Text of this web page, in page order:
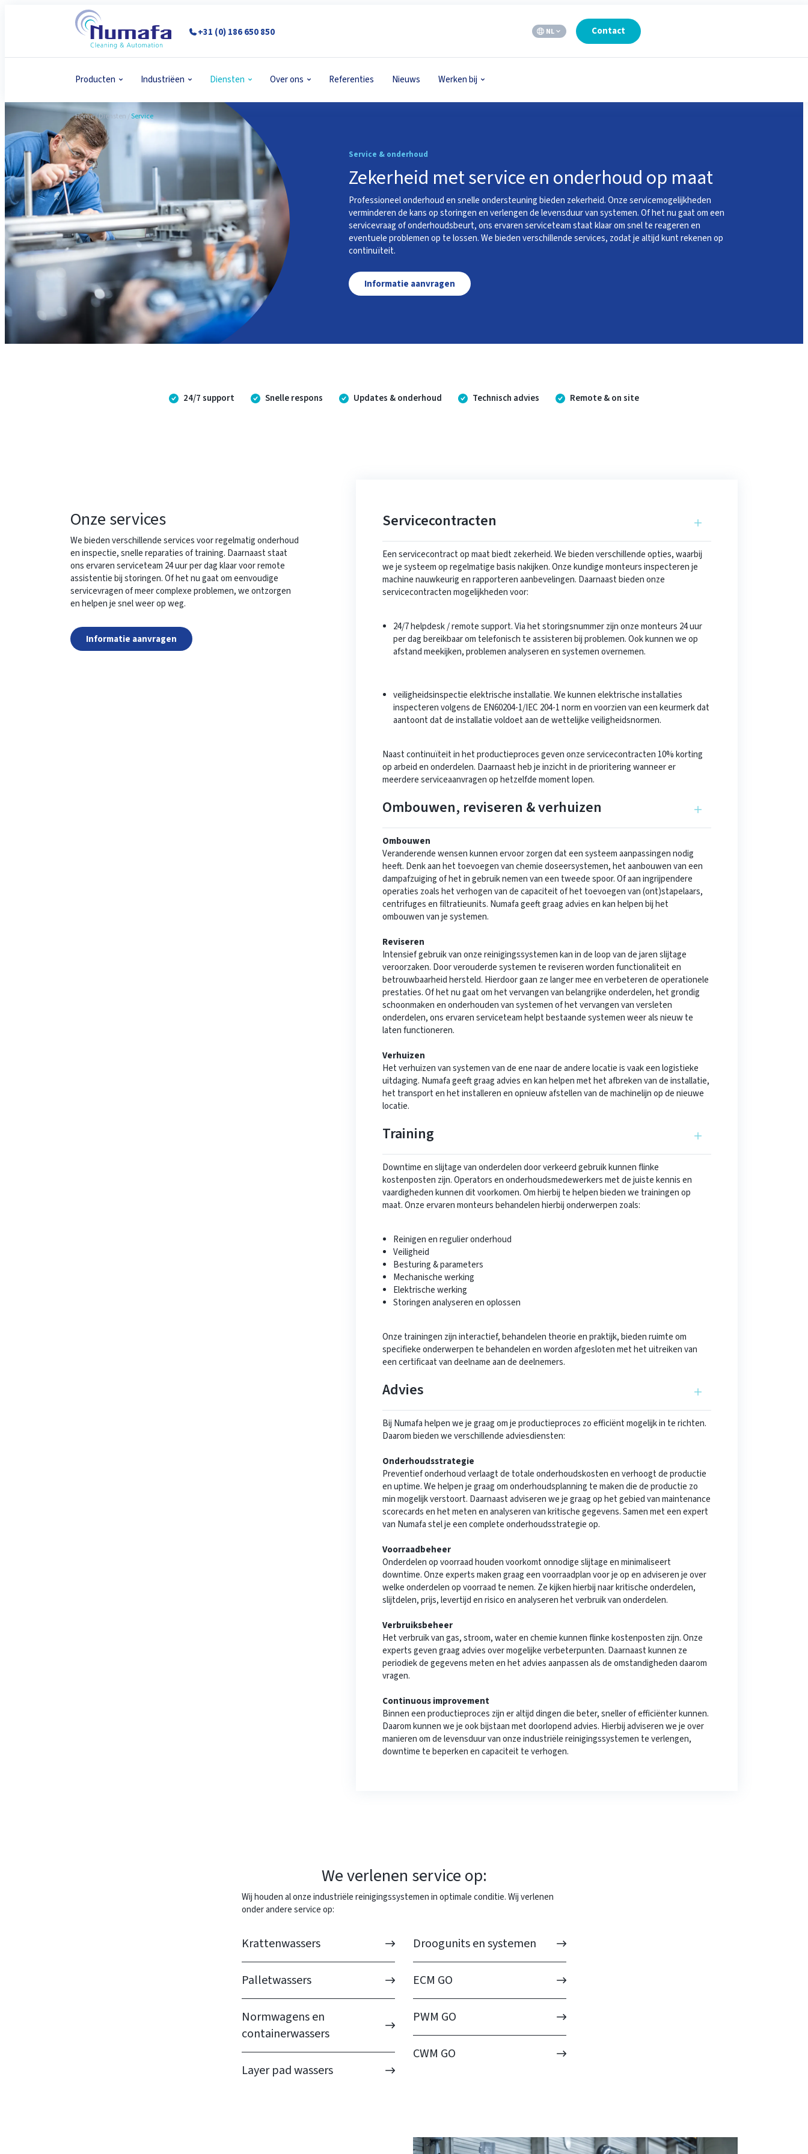
+31 (0) 186 650 850 NL Contact
Producten Industriëen Diensten Over ons Referenties Nieuws Werken bij
Home/Diensten /Service
Service & onderhoud
Zekerheid met service en onderhoud op maat
Professioneel onderhoud en snelle ondersteuning bieden zekerheid. Onze servicemogelijkheden
verminderen de kans op storingen en verlengen de levensduur van systemen. Of het nu gaat om een
servicevraag of onderhoudsbeurt, ons ervaren serviceteam staat klaar om snel te reageren en
eventuele problemen op te lossen. We bieden verschillende services, zodat je altijd kunt rekenen op
continuïteit.
Informatie aanvragen
24/7 support Snelle respons Updates & onderhoud Technisch advies Remote & on site
Onze services
We bieden verschillende services voor regelmatig onderhoud
en inspectie, snelle reparaties of training. Daarnaast staat
ons ervaren serviceteam 24 uur per dag klaar voor remote
assistentie bij storingen. Of het nu gaat om eenvoudige
servicevragen of meer complexe problemen, we ontzorgen
en helpen je snel weer op weg.
Informatie aanvragen
Servicecontracten
Een servicecontract op maat biedt zekerheid. We bieden verschillende opties, waarbij
we je systeem op regelmatige basis nakijken. Onze kundige monteurs inspecteren je
machine nauwkeurig en rapporteren aanbevelingen. Daarnaast bieden onze
servicecontracten mogelijkheden voor:
24/7 helpdesk / remote support. Via het storingsnummer zijn onze monteurs 24 uur
per dag bereikbaar om telefonisch te assisteren bij problemen. Ook kunnen we op
afstand meekijken, problemen analyseren en systemen overnemen.
veiligheidsinspectie elektrische installatie. We kunnen elektrische installaties
inspecteren volgens de EN60204-1/IEC 204-1 norm en voorzien van een keurmerk dat
aantoont dat de installatie voldoet aan de wettelijke veiligheidsnormen.
Naast continuïteit in het productieproces geven onze servicecontracten 10% korting
op arbeid en onderdelen. Daarnaast heb je inzicht in de prioritering wanneer er
meerdere serviceaanvragen op hetzelfde moment lopen.
Ombouwen, reviseren & verhuizen
Ombouwen
Veranderende wensen kunnen ervoor zorgen dat een systeem aanpassingen nodig
heeft. Denk aan het toevoegen van chemie doseersystemen, het aanbouwen van een
dampafzuiging of het in gebruik nemen van een tweede spoor. Of aan ingrijpendere
operaties zoals het verhogen van de capaciteit of het toevoegen van (ont)stapelaars,
centrifuges en filtratieunits. Numafa geeft graag advies en kan helpen bij het
ombouwen van je systemen.
Reviseren
Intensief gebruik van onze reinigingssystemen kan in de loop van de jaren slijtage
veroorzaken. Door verouderde systemen te reviseren worden functionaliteit en
betrouwbaarheid hersteld. Hierdoor gaan ze langer mee en verbeteren de operationele
prestaties. Of het nu gaat om het vervangen van belangrijke onderdelen, het grondig
schoonmaken en onderhouden van systemen of het vervangen van versleten
onderdelen, ons ervaren serviceteam helpt bestaande systemen weer als nieuw te
laten functioneren.
Verhuizen
Het verhuizen van systemen van de ene naar de andere locatie is vaak een logistieke
uitdaging. Numafa geeft graag advies en kan helpen met het afbreken van de installatie,
het transport en het installeren en opnieuw afstellen van de machinelijn op de nieuwe
locatie.
Training
Downtime en slijtage van onderdelen door verkeerd gebruik kunnen flinke
kostenposten zijn. Operators en onderhoudsmedewerkers met de juiste kennis en
vaardigheden kunnen dit voorkomen. Om hierbij te helpen bieden we trainingen op
maat. Onze ervaren monteurs behandelen hierbij onderwerpen zoals:
Reinigen en regulier onderhoud
Veiligheid
Besturing & parameters
Mechanische werking
Elektrische werking
Storingen analyseren en oplossen
Onze trainingen zijn interactief, behandelen theorie en praktijk, bieden ruimte om
specifieke onderwerpen te behandelen en worden afgesloten met het uitreiken van
een certificaat van deelname aan de deelnemers.
Advies
Bij Numafa helpen we je graag om je productieproces zo efficiënt mogelijk in te richten.
Daarom bieden we verschillende adviesdiensten:
Onderhoudsstrategie
Preventief onderhoud verlaagt de totale onderhoudskosten en verhoogt de productie
en uptime. We helpen je graag om onderhoudsplanning te maken die de productie zo
min mogelijk verstoort. Daarnaast adviseren we je graag op het gebied van maintenance
scorecards en het meten en analyseren van kritische gegevens. Samen met een expert
van Numafa stel je een complete onderhoudsstrategie op.
Voorraadbeheer
Onderdelen op voorraad houden voorkomt onnodige slijtage en minimaliseert
downtime. Onze experts maken graag een voorraadplan voor je op en adviseren je over
welke onderdelen op voorraad te nemen. Ze kijken hierbij naar kritische onderdelen,
slijtdelen, prijs, levertijd en risico en analyseren het verbruik van onderdelen.
Verbruiksbeheer
Het verbruik van gas, stroom, water en chemie kunnen flinke kostenposten zijn. Onze
experts geven graag advies over mogelijke verbeterpunten. Daarnaast kunnen ze
periodiek de gegevens meten en het advies aanpassen als de omstandigheden daarom
vragen.
Continuous improvement
Binnen een productieproces zijn er altijd dingen die beter, sneller of efficiënter kunnen.
Daarom kunnen we je ook bijstaan met doorlopend advies. Hierbij adviseren we je over
manieren om de levensduur van onze industriële reinigingssystemen te verlengen,
downtime te beperken en capaciteit te verhogen.
We verlenen service op:
Wij houden al onze industriële reinigingssystemen in optimale conditie. Wij verlenen
onder andere service op:
Krattenwassers
Palletwassers
Normwagens en
containerwassers
Layer pad wassers
Droogunits en systemen
ECM GO
PWM GO
CWM GO